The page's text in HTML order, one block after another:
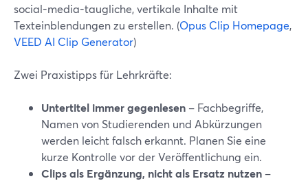
social-media-taugliche, vertikale Inhalte mit
Texteinblendungen zu erstellen. (Opus Clip Homepage,
VEED AI Clip Generator)
Zwei Praxistipps für Lehrkräfte:
Untertitel immer gegenlesen – Fachbegriffe,
Namen von Studierenden und Abkürzungen
werden leicht falsch erkannt. Planen Sie eine
kurze Kontrolle vor der Veröffentlichung ein.
Clips als Ergänzung, nicht als Ersatz nutzen –